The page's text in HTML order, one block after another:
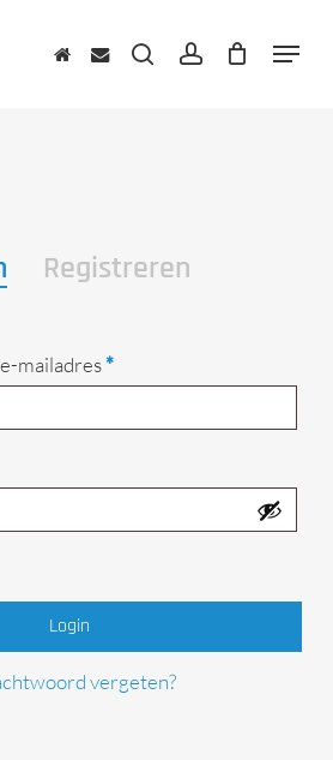
zoekenaccount Menu
Registreren
mailadres*Vereist
Login
vergeten?